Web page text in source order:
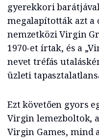
gyerekkori
megalapították azt a
nemzetközi Virgin
1970-et írtak, és a
nevet tréfás
üzleti
Ezt követően gyors
Virgin lemezboltok,
Virgin Games, mind